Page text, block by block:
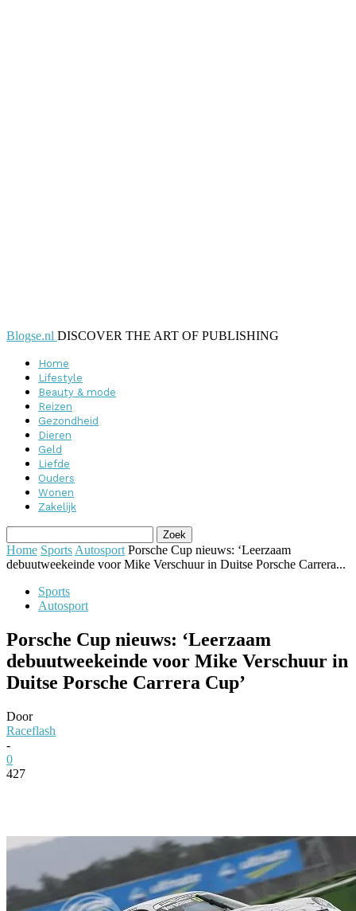
Blogse.nl DISCOVER THE ART OF PUBLISHING
Home
Lifestyle
Beauty & mode
Reizen
Gezondheid
Dieren
Geld
Liefde
Ouders
Wonen
Zakelijk
Home Sports Autosport Porsche Cup nieuws: ‘Leerzaam
debuutweekeinde voor Mike Verschuur in Duitse Porsche Carrera...
Sports
Autosport
Porsche Cup nieuws: ‘Leerzaam
debuutweekeinde voor Mike Verschuur in
Duitse Porsche Carrera Cup’
Door
Raceflash
-
0
427